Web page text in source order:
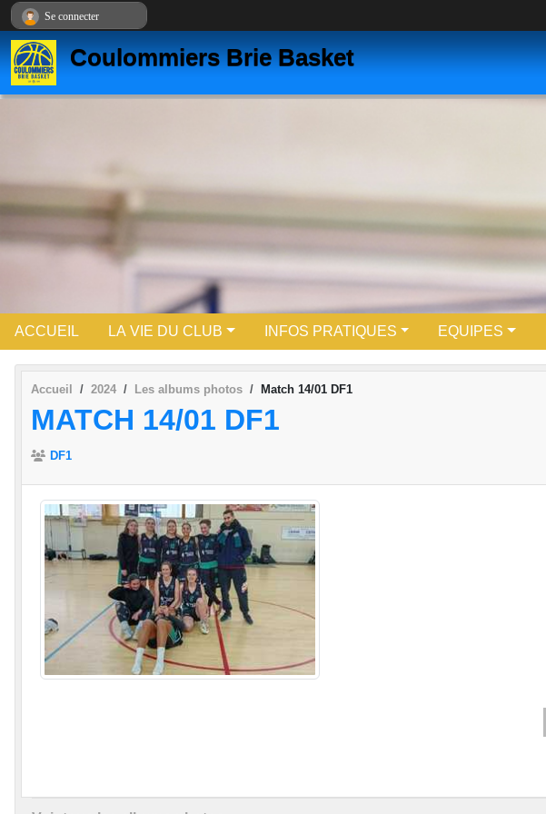
Coulommiers Brie Basket
ACCUEIL LA VIE DU CLUB INFOS PRATIQUES EQUIPES
Accueil 2024 Les albums photos Match 14/01 DF1
MATCH 14/01 DF1
DF1
Se connecter
Panneau de gestion des cookies